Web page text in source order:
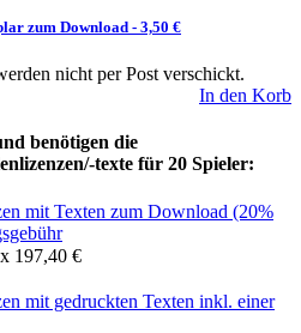
zum Download - 3,50 €
nicht per Post verschickt.
In den Korb
benötigen die
texte für 20 Spieler:
mit Texten zum Download (20%
x 197,40 €
mit gedruckten Texten inkl. einer